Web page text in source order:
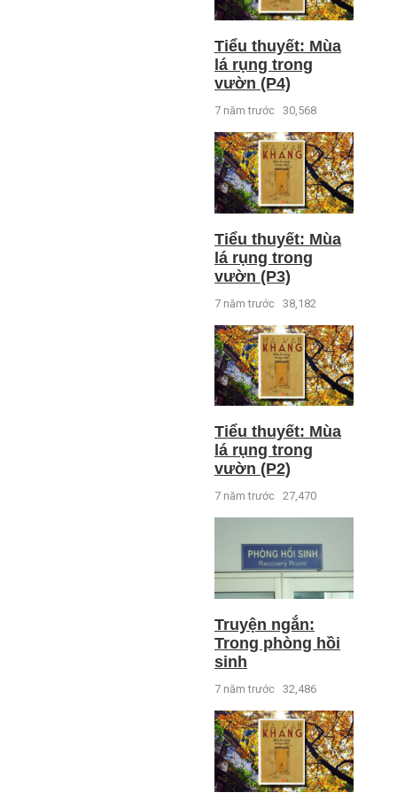
Tiểu thuyết: Mùa
lá rụng trong
vườn (P4)
7 năm trước 30,568
Tiểu thuyết: Mùa
lá rụng trong
vườn (P3)
7 năm trước 38,182
Tiểu thuyết: Mùa
lá rụng trong
vườn (P2)
7 năm trước 27,470
Truyện ngắn:
Trong phòng hồi
sinh
7 năm trước 32,486